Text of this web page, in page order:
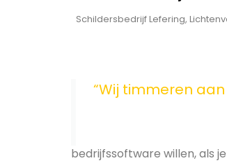
Schildersbedrijf Lefering,
“Wij timmeren
bedrijfssoftware willen, als